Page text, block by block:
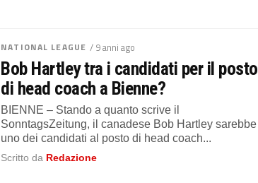
NATIONAL LEAGUE / 9 anni ago
Bob Hartley tra i candidati per il posto
di head coach a Bienne?
BIENNE – Stando a quanto scrive il
SonntagsZeitung, il canadese Bob Hartley sarebbe
uno dei candidati al posto di head coach...
Scritto da Redazione